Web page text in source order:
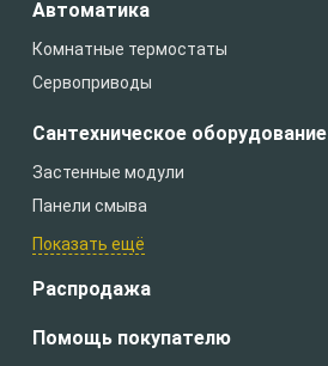
Автоматика
Комнатные термостаты
Сервоприводы
Сантехническое оборудование
Застенные модули
Панели смыва
Показать ещё
Распродажа
Помощь покупателю